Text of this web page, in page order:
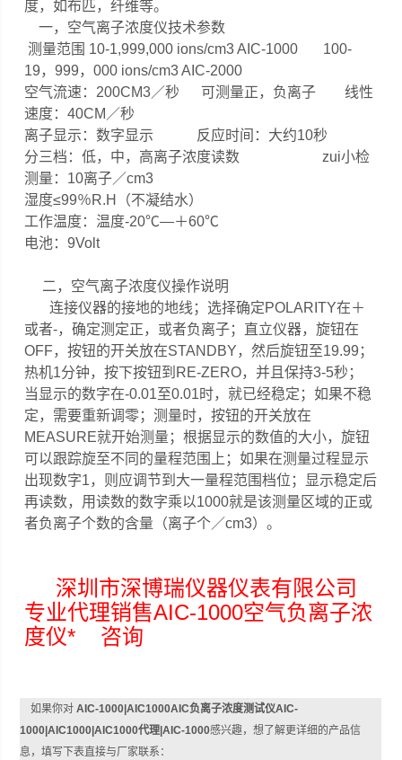
度，如布匹，纤维等。
一，空气离子浓度仪技术参数
测量范围 10-1,999,000 ions/cm3 AIC-1000 100-
19，999，000 ions/cm3 AIC-2000
空气流速：200CM3／秒 可测量正，负离子 线性
速度：40CM／秒
离子显示：数字显示 反应时间：大约10秒
分三档：低，中，高离子浓度读数 zui小检
测量：10离子／cm3
湿度≤99％R.H（不凝结水）
工作温度：温度-20℃—＋60℃
电池：9Volt
二，空气离子浓度仪操作说明
连接仪器的接地的地线；选择确定POLARITY在＋
或者-，确定测定正， 或者负离子；直立仪器，旋钮在
OFF，按钮的开关放在STANDBY，然后旋钮至19.99；
热机1分钟，按下按钮到RE-ZERO，并且保持3-5秒；
当显示的数字在-0.01至0.01时，就已经稳定；如果不稳
定，需要重新调零；测量时，按钮的开关放在
MEASURE就开始测量；根据显示的数值的大小，旋钮
可以跟踪旋至不同的量程范围上；如果在测量过程显示
出现数字1，则应调节到大一量程范围档位；显示稳定后
再读数，用读数的数字乘以1000就是该测量区域的正或
者负离子个数的含量（离子个／cm3）。
深圳市深博瑞仪器仪表有限公司
专业代理销售AIC-1000空气负离子浓
度仪* 咨询
如果你对AIC-1000|AIC1000AIC负离子浓度测试仪AIC-
1000|AIC1000|AIC1000代理|AIC-1000感兴趣，想了解更详细的产品信
息，填写下表直接与厂家联系：